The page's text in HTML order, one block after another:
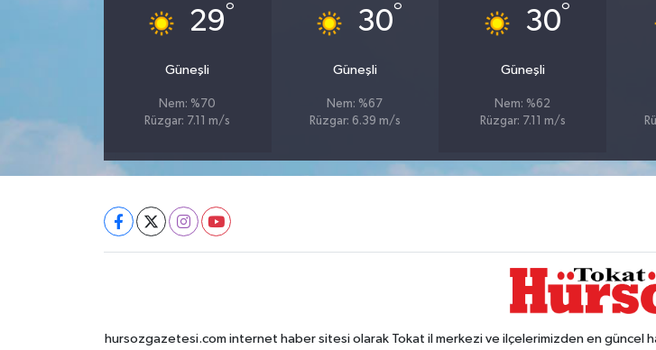
29°
Güneşli
Nem: %70
Rüzgar: 7.11 m/s
30°
Güneşli
Nem: %67
Rüzgar: 6.39 m/s
30°
Güneşli
Nem: %62
Rüzgar: 7.11 m/s
hursozgazetesi.com internet haber sitesi olarak Tokat il merkezi ve ilçelerimizden en güncel